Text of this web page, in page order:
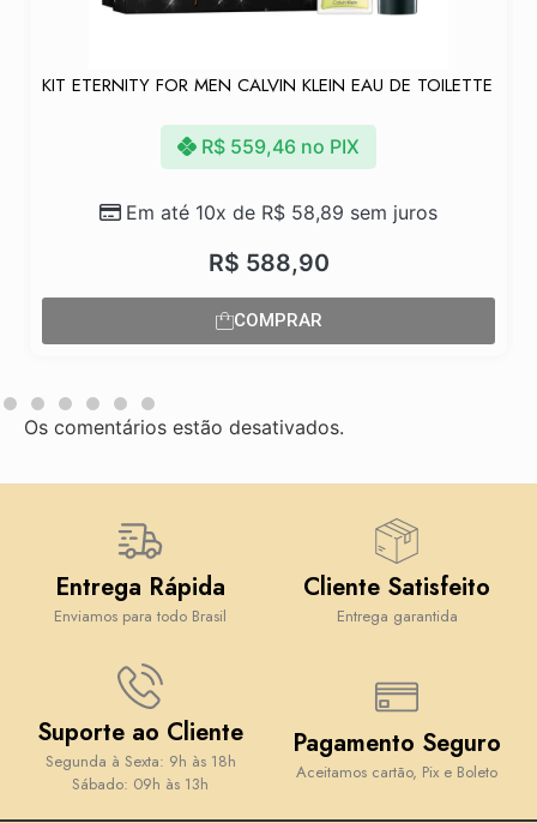
KIT ETERNITY FOR MEN CALVIN KLEIN EAU DE TOILETTE
R$ 588,90
Em até 10x de R$ 58,89 sem juros
R$ 559,46 no PIX
COMPRAR
Os comentários estão desativados.
Entrega Rápida
Enviamos para todo Brasil
Cliente Satisfeito
Entrega garantida
Suporte ao Cliente
Segunda à Sexta: 9h às 18h
Sábado: 09h às 13h
Pagamento Seguro
Aceitamos cartão, Pix e Boleto